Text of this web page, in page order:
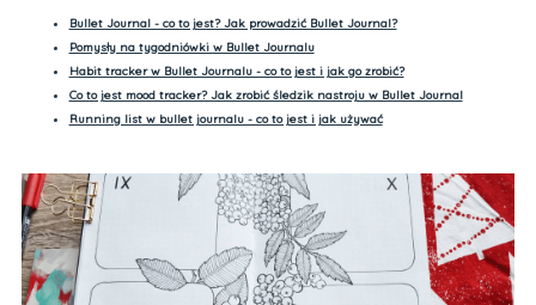
Bullet Journal - co to jest? Jak prowadzić Bullet Journal?
Pomysły na tygodniówki w Bullet Journalu
Habit tracker w Bullet Journalu - co to jest i jak go zrobić?
Co to jest mood tracker? Jak zrobić śledzik nastroju w Bullet Journal
Running list w bullet journalu - co to jest i jak używać